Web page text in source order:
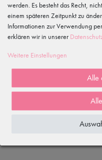
Haarspange mit Glitzer-
Ballettschuhen - 2er Set
werden. Es besteht das Recht,
einem späteren Zeitpunkt zu
Informationen zur Verwendung
erklären wir in unserer
Weitere Einstellungen
Alle